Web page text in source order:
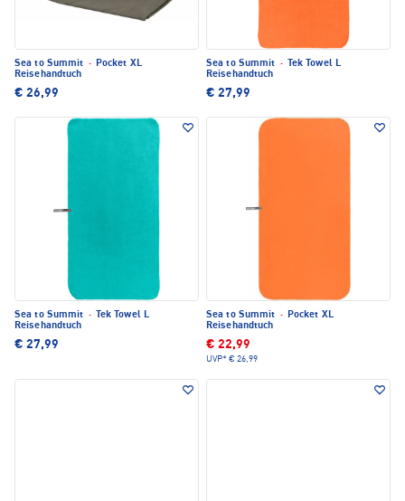
Sea to Summit · Pocket XL
Reisehandtuch
€ 26,99
Sea to Summit ·
Tek Towel L
Reisehandtuch
€ 27,99
Sea to Summit ·
Tek Towel L
Reisehandtuch
€ 27,99
Sea to Summit · Pocket XL
Reisehandtuch
€ 22,99
UVP* € 26,99